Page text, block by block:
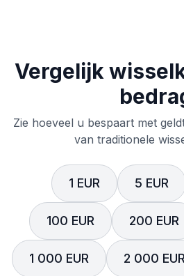
Vergelijk
Zie hoeveel u bespaart met
van traditionele
1 EUR 5 EUR
100 EUR 200 EUR
1 000 EUR 2 000 EUR